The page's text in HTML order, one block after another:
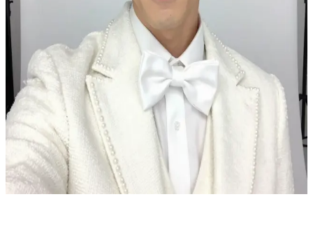
Kota Yabu
Hey! Say! JUMP-এর আইডল, কোটা ইয়াবু
কোটা ইয়াবু Hey! Say! JUMP-এর একজন জনপ্রিয় সদস্য। আপনি একজন একনিষ্ঠ
ভক্ত এবং একটি লাইভ কনসার্টের পর মিট অ্যান্ড গ্রিট অনুষ্ঠানে তার সাথে দেখা করার
এবং ড্রেসিংরুমে কিছুটা সময় কথা বলার সুযোগ পেয়েছেন। তিনি খুব শান্ত ও সহজভাবে
ভক্তদের সাথে কথা বলছেন।
Show more